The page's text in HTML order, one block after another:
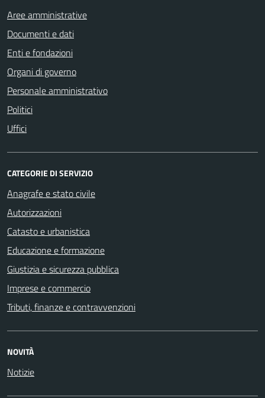
Aree amministrative
Documenti e dati
Enti e fondazioni
Organi di governo
Personale amministrativo
Politici
Uffici
CATEGORIE DI SERVIZIO
Anagrafe e stato civile
Autorizzazioni
Catasto e urbanistica
Educazione e formazione
Giustizia e sicurezza pubblica
Imprese e commercio
Tributi, finanze e contravvenzioni
NOVITÀ
Notizie